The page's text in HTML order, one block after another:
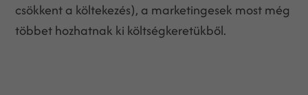
csökkent a költekezés), a marketingesek most még
többet hozhatnak ki költségkeretükből.